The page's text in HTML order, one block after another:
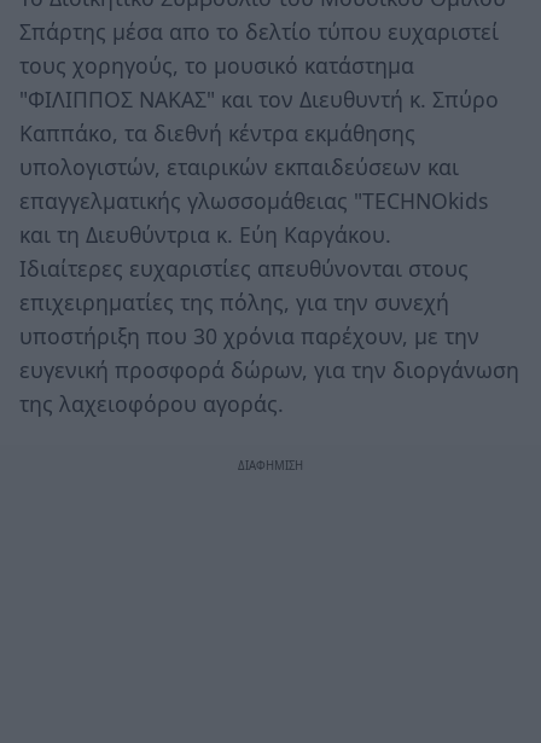
Σπάρτης μέσα απο το δελτίο τύπου ευχαριστεί
τους χορηγούς, το μουσικό κατάστημα
"ΦΙΛΙΠΠΟΣ ΝΑΚΑΣ" και τον Διευθυντή κ. Σπύρο
Καππάκο, τα διεθνή κέντρα εκμάθησης
υπολογιστών, εταιρικών εκπαιδεύσεων και
επαγγελματικής γλωσσομάθειας "TECHNOkids
και τη Διευθύντρια κ. Εύη Καργάκου.
Ιδιαίτερες ευχαριστίες απευθύνονται στους
επιχειρηματίες της πόλης, για την συνεχή
υποστήριξη που 30 χρόνια παρέχουν, με την
ευγενική προσφορά δώρων, για την διοργάνωση
της λαχειοφόρου αγοράς.